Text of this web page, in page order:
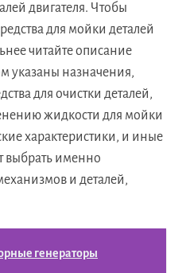
двигателя. Чтобы
для мойки деталей
читайте описание
указаны назначения,
для очистки деталей,
жидкости для мойки
характеристики, и иные
выбрать именно
и деталей,
генераторы